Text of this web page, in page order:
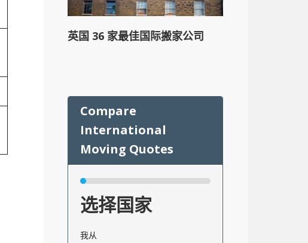
英国 36 家最佳国际搬家公司
选择国家
我从